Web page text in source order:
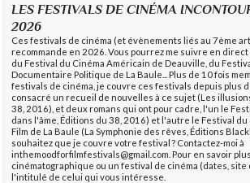
LES FESTIVALS DE CINÉMA
2026
Ces festivals de cinéma (et évènements liés au 7ème
recommande en 2026. Vous pourrez me suivre en direct
du Festival du Cinéma Américain de Deauville, du
Documentaire Politique de La Baule... Plus de 10 fois
festivals de cinéma, je couvre ces festivals depuis plus
consacré un recueil de nouvelles à ce sujet (Les
38, 2016), et deux romans qui ont pour cadre, l'un le
dans l'âme, Éditions du 38, 2016) et l'autre le Festival
Film de La Baule (La Symphonie des rêves, Éditions
souhaitez que je couvre votre festival ? Contactez-moi à
inthemoodforfilmfestivals@gmail.com. Pour en savoir
cinématographique ou un festival de cinéma (dates,
l'intitulé de celui qui vous intéresse.